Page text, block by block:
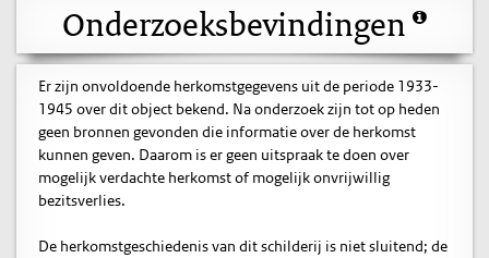
Onderzoeksbevindingen
Er zijn onvoldoende herkomstgegevens uit de periode 1933-
1945 over dit object bekend. Na onderzoek zijn tot op heden
geen bronnen gevonden die informatie over de herkomst
kunnen geven. Daarom is er geen uitspraak te doen over
mogelijk verdachte herkomst of mogelijk onvrijwillig
bezitsverlies.
De herkomstgeschiedenis van dit schilderij is niet sluitend; de